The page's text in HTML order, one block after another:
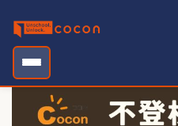
content